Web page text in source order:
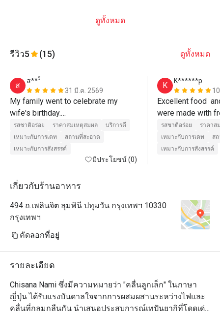
ดูทั้งหมด
รีวิว5 (15) ดูทั้งหมด
ส
ส***์
31 มี.ค. 2569
My family went to celebrate my
wife's birthday.
The kids were enjoying the show
presented by the chef. The service
staff was also attentive and helpful.
Always asking if they could assist
As for the food, it was delicious. The
The restaurant and staffs somehow
surprised us by bringing an Ice
cream top with a candle for my
wife's birthday. Almost all the staff
came out to sing Happy Birthday for
my wife. She was very happy about
it. These small details create a
remembrance in our mind and we will
definitely come back.
รสชาติอร่อย ราคาสมเหตุสมผล
บริการดี
เหมาะกับการเดท
สถานที่สะอาด
เหมาะกับการสังสรรค์
มีประโยชน์ (0)
K
K******p
Excellent food
were made with
and cooked to
us.
รสชาติอร่อย
ราคาส
เหมาะกับการเดท
ส
เหมาะกับการสังสรรค์
เกี่ยวกับร้านอาหาร
494 ถ.เพลินจิต ลุมพินี ปทุมวัน กรุงเทพฯ 10330
กรุงเทพฯ
คัดลอกที่อยู่
รายละเอียด
Chisana Nami ซึ่งมีความหมายว่า "คลื่นลูกเล็ก" ในภาษา
ญี่ปุ่น ได้รับแรงบันดาลใจจากการผสมผสานระหว่างไฟและ
คลื่นที่กลมกลืนกัน นำเสนอประสบการณ์เทปันยากิที่โดดเด่น